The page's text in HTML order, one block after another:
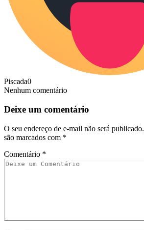
Piscada0
Nenhum comentário
Deixe um comentário
O seu endereço de e-mail não será publicado.
são marcados com *
Comentário *